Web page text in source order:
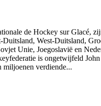
de Hockey sur Glacé,
West-Duitsland,
Unie, Joegoslavië en
is ongetwijfeld
verdiende...